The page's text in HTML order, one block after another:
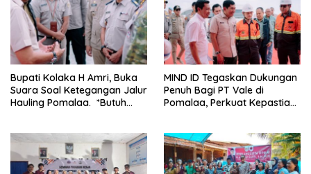
Wundulako
Bupati Kolaka H Amri, Buka
Suara Soal Ketegangan Jalur
Hauling Pomalaa. *Butuh
Premanisme Industrial
MIND ID Tegaskan Dukungan
Penuh Bagi PT Vale di
Pomalaa, Perkuat Kepastian